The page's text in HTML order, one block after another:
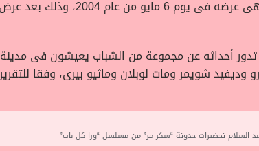
تدور أحداثه عن مجموعة من الشباب يعيشون فى
وديفيد شويمر ومات لوبلان وماثيو بيرى، وفقا
السلام تحضيرات حدوتة “سكر مر” من مسلسل “ورا كل باب”